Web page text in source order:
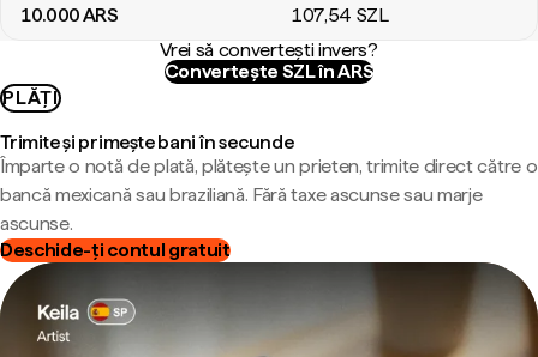
10.000ARS 107,54 SZL
Vrei să convertești invers?
Convertește SZL în ARS
PLĂȚI
Trimite și primește bani în secunde
Împarte o notă de plată, plătește un prieten, trimite direct către o
bancă mexicană sau braziliană. Fără taxe ascunse sau marje
ascunse.
Deschide-ți contul gratuit